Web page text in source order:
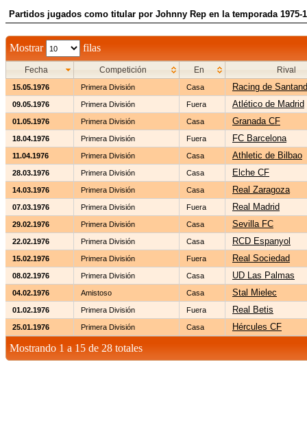
Partidos jugados como titular por Johnny Rep en la temporada 1975-
Mostrar filas
Fecha Competición En Rival
15.05.1976 Primera División Casa Racing de
09.05.1976 Primera División Fuera Atlético de Madrid
01.05.1976 Primera División Casa Granada CF
18.04.1976 Primera División Fuera FC Barcelona
11.04.1976 Primera División Casa Athletic de Bilbao
28.03.1976 Primera División Casa Elche CF
14.03.1976 Primera División Casa Real Zaragoza
07.03.1976 Primera División Fuera Real Madrid
29.02.1976 Primera División Casa Sevilla FC
22.02.1976 Primera División Casa RCD Espanyol
15.02.1976 Primera División Fuera Real Sociedad
08.02.1976 Primera División Casa UD Las Palmas
04.02.1976 Amistoso Casa Stal Mielec
01.02.1976 Primera División Fuera Real Betis
25.01.1976 Primera División Casa Hércules CF
Mostrando 1 a 15 de 28 totales